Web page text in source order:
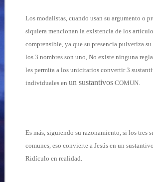
Los modalistas, cuando usan su argumento o
siquiera mencionan la existencia de los
comprensible, ya que su presencia pulveriza
los 3 nombres son uno, No existe ninguna
les permita a los unicitarios convertir 3
individuales en un sustantivosCOMUN.
Es más, siguiendo su razonamiento, si los tres
comunes, eso convierte a Jesús en un
Ridículo en realidad.